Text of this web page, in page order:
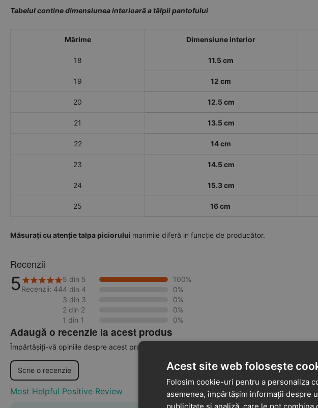
Tabelul contine dimensiunea interioară a tălpii pantofului
Mărime Dimensiune interior
18 11.5 cm
19 12 cm
20 12.5 cm
21 13.5 cm
22 14 cm
23 14.5 cm
24 15.3 cm
25 16 cm
Măsurați cu atenție talpa piciorului marimile diferă in funcție de producător.
Recenzii
5Recenzii: 44
5 din 5
100%
4 din 4
0%
3 din 3
0%
2 din 2
0%
1 din 1
0%
Adaugă o recenzie la acest produs
Împărtășiți-vă opiniile despre acest produs cu alți clienți
Scrie o recenzie
Most Helpful Positive Review
Acest site web folosește
Folosim cookie-uri pentru a personaliza
asemenea, împărtășim informații